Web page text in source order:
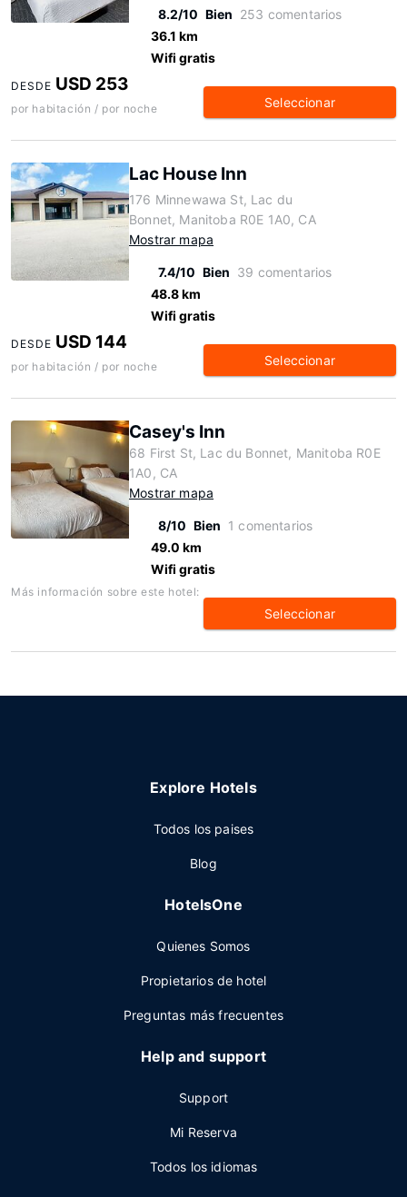
8.2/10 Bien 253 comentarios
36.1 km
Wifi gratis
DESDE USD 253
por habitación / por noche Seleccionar
Lac House Inn
176 Minnewawa St, Lac du
Bonnet, Manitoba R0E 1A0, CA
Mostrar mapa
7.4/10 Bien 39 comentarios
48.8 km
Wifi gratis
DESDE USD 144
por habitación / por noche Seleccionar
Casey's Inn
68 First St, Lac du Bonnet, Manitoba R0E
1A0, CA
Mostrar mapa
8/10 Bien 1 comentarios
49.0 km
Wifi gratis
Más información sobre este hotel:
Seleccionar
Explore Hotels
Todos los paises
Blog
HotelsOne
Quienes Somos
Propietarios de hotel
Preguntas más frecuentes
Help and support
Support
Mi Reserva
Todos los idiomas